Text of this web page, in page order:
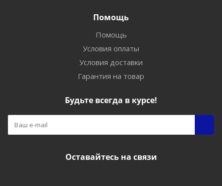
Помощь
Помощь
Условия оплаты
Условия доставки
Гарантия на товар
Будьте всегда в курсе!
Оставайтесь на связи